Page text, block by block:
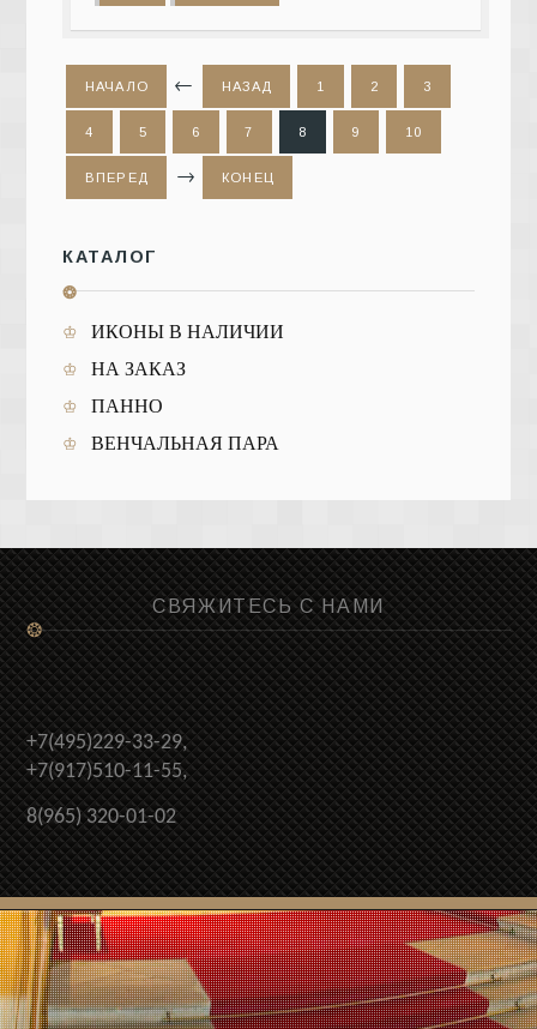
НАЧАЛО НАЗАД 1 2 3
4 5 6 7 8 9 10
ВПЕРЕД КОНЕЦ
❂
КАТАЛОГ
ИКОНЫ В НАЛИЧИИ
НА ЗАКАЗ
ПАННО
ВЕНЧАЛЬНАЯ ПАРА
❂
СВЯЖИТЕСЬ С НАМИ
+7(495)229-33-29,
+7(917)510-11-55,
8(965) 320-01-02